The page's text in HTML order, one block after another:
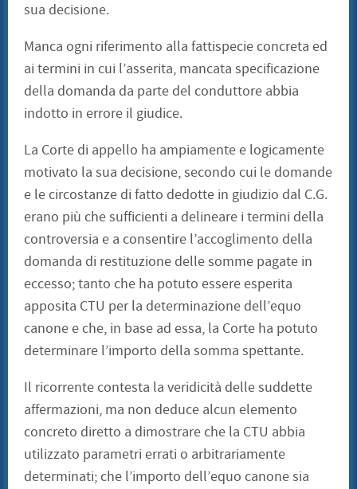
sua decisione.
Manca ogni riferimento alla fattispecie concreta ed
ai termini in cui l’asserita, mancata specificazione
della domanda da parte del conduttore abbia
indotto in errore il giudice.
La Corte di appello ha ampiamente e logicamente
motivato la sua decisione, secondo cui le domande
e le circostanze di fatto dedotte in giudizio dal C.G.
erano più che sufficienti a delineare i termini della
controversia e a consentire l’accoglimento della
domanda di restituzione delle somme pagate in
eccesso; tanto che ha potuto essere esperita
apposita CTU per la determinazione dell’equo
canone e che, in base ad essa, la Corte ha potuto
determinare l’importo della somma spettante.
Il ricorrente contesta la veridicità delle suddette
affermazioni, ma non deduce alcun elemento
concreto diretto a dimostrare che la CTU abbia
utilizzato parametri errati o arbitrariamente
determinati; che l’importo dell’equo canone sia